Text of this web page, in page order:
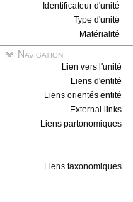
Identificateur d'unité
Type d'unité
Matérialité
Navigation
Lien vers l'unité
Liens d'entité
Liens orientés entité
External links
Liens partonomiques
Liens taxonomiques